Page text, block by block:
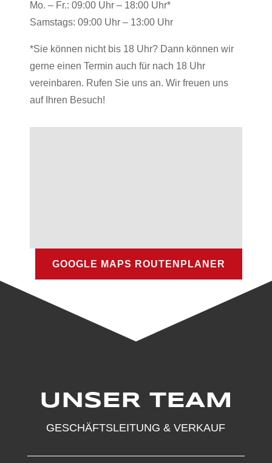
Mo. – Fr.: 09:00 Uhr – 18:00 Uhr*
Samstags: 09:00 Uhr – 13:00 Uhr
*Sie können nicht bis 18 Uhr? Dann können wir
gerne einen Termin auch für nach 18 Uhr
vereinbaren. Rufen Sie uns an. Wir freuen uns
auf Ihren Besuch!
GOOGLE MAPS ROUTENPLANER
UNSER TEAM
GESCHÄFTSLEITUNG & VERKAUF